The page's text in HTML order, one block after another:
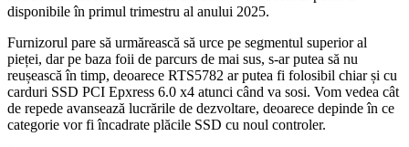
disponibile în primul trimestru al anului 2025.
Furnizorul pare să urmărească să urce pe segmentul superior al
pieței, dar pe baza foii de parcurs de mai sus, s-ar putea să nu
reușească în timp, deoarece RTS5782 ar putea fi folosibil chiar și cu
carduri SSD PCI Epxress 6.0 x4 atunci când va sosi. Vom vedea cât
de repede avansează lucrările de dezvoltare, deoarece depinde în ce
categorie vor fi încadrate plăcile SSD cu noul controler.